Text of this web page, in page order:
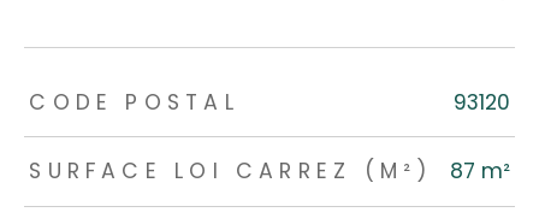
TRAD_ZEPHYR_Caracteristique TRAD_ZEPHYR_Valeurs
CODE POSTAL 93120
SURFACE LOI CARREZ (M²) 87 m²